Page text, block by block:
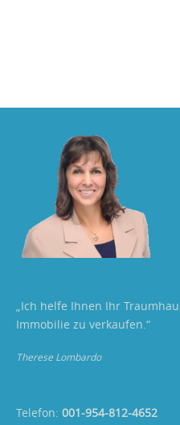
„Ich helfe Ihnen Ihr
Immobilie zu verkaufen.“
Therese Lombardo
Telefon: 001-954-812-4652